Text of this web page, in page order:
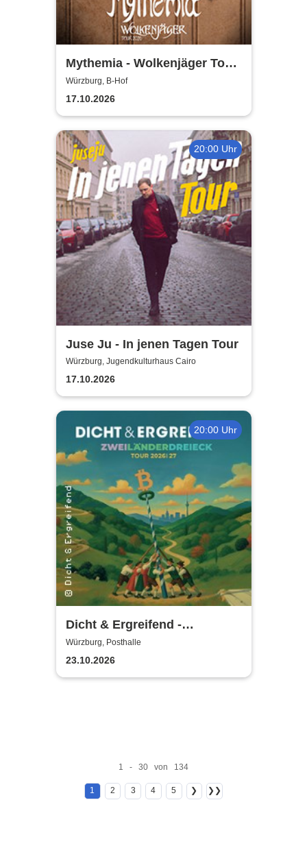
Mythemia - Wolkenjäger Tour
2026
Würzburg, B-Hof
17.10.2026
20:00 Uhr
Juse Ju - In jenen Tagen Tour
Würzburg, Jugendkulturhaus Cairo
17.10.2026
20:00 Uhr
Dicht & Ergreifend -
Zweiländerdreieck - Tour
2026/2027
Würzburg, Posthalle
23.10.2026
1 - 30 von 134
1 2 3 4 5 ❯ ❯❯